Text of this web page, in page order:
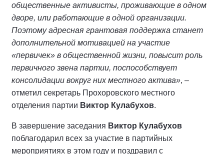
общественные активисты, проживающие в одном
дворе, или работающие в одной организации.
Поэтому адресная грантовая поддержка станет
дополнительной мотивацией на участие
«первичек» в общественной жизни, повысит роль
первичного звена партии, поспособствует
консолидации вокруг них местного актива», –
отметил секретарь Прохоровского местного
отделения партии Виктор Кулабухов.
В завершение заседания Виктор Кулабухов
поблагодарил всех за участие в партийных
мероприятиях в этом году и поздравил с